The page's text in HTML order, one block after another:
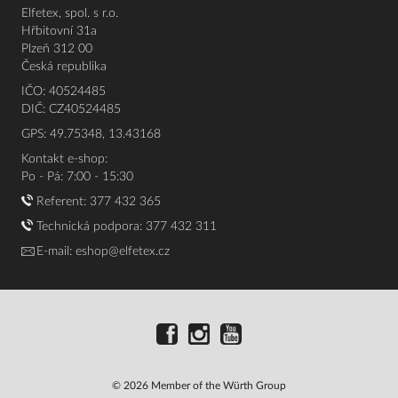
Elfetex, spol. s r.o.
Hřbitovní 31a
Plzeň 312 00
Česká republika
IČO: 40524485
DIČ: CZ40524485
GPS: 49.75348, 13.43168
Kontakt e-shop:
Po - Pá: 7:00 - 15:30
Referent: 377 432 365
Technická podpora: 377 432 311
E-mail: eshop@elfetex.cz
© 2026 Member of the Würth Group